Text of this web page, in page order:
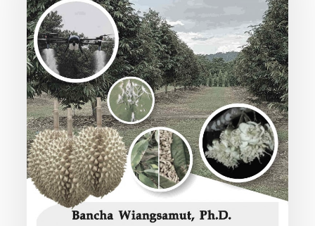
Diseases,
and
Flowering
Induction